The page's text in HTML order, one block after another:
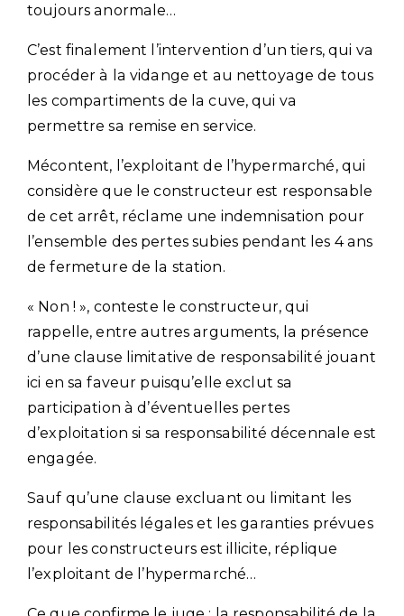
toujours anormale…
C’est finalement l’intervention d’un tiers, qui va
procéder à la vidange et au nettoyage de tous
les compartiments de la cuve, qui va
permettre sa remise en service.
Mécontent, l’exploitant de l’hypermarché, qui
considère que le constructeur est responsable
de cet arrêt, réclame une indemnisation pour
l’ensemble des pertes subies pendant les 4 ans
de fermeture de la station.
« Non ! », conteste le constructeur, qui
rappelle, entre autres arguments, la présence
d’une clause limitative de responsabilité jouant
ici en sa faveur puisqu’elle exclut sa
participation à d’éventuelles pertes
d’exploitation si sa responsabilité décennale est
engagée.
Sauf qu’une clause excluant ou limitant les
responsabilités légales et les garanties prévues
pour les constructeurs est illicite, réplique
l’exploitant de l’hypermarché…